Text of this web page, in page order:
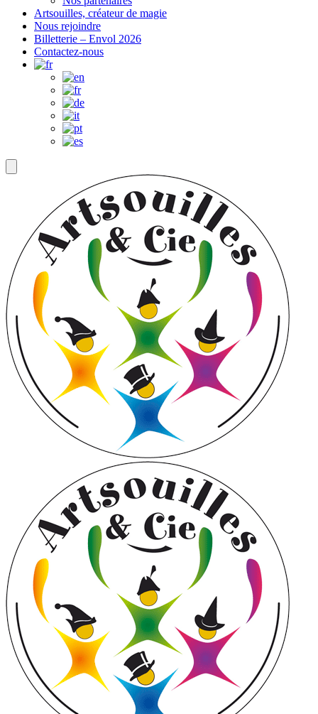
Artsouilles, créateur de magie
Nous rejoindre
Billetterie – Envol 2026
Contactez-nous